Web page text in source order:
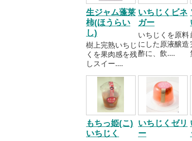
生ジャム蓬莱
柿(ほうらい
し)
樹上完熟いちじ
くを果肉感を残
しスイー....
いちじくビネ
ガー
いちじくを原料
にした原液醸造
酢に、飲....
もちっ姫(こ)
いちじく
いちじくゼリ
ー